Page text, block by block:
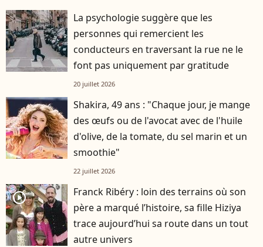
La psychologie suggère que les
personnes qui remercient les
conducteurs en traversant la rue ne le
font pas uniquement par gratitude
20 juillet 2026
Shakira, 49 ans : "Chaque jour, je mange
des œufs ou de l'avocat avec de l'huile
d'olive, de la tomate, du sel marin et un
smoothie"
22 juillet 2026
player2
Franck Ribéry : loin des terrains où son
père a marqué l’histoire, sa fille Hiziya
trace aujourd’hui sa route dans un tout
autre univers